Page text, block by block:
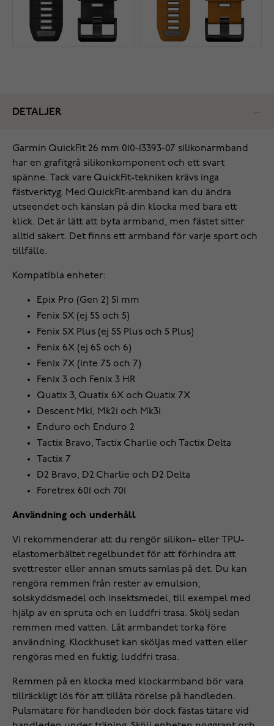
DETALJER
Garmin QuickFit 26 mm 010-13393-07 silikonarmband
har en grafitgrå silikonkomponent och ett svart
spänne. Tack vare QuickFit-tekniken krävs inga
fästverktyg. Med QuickFit-armband kan du ändra
utseendet och känslan på din klocka med bara ett
klick. Det är lätt att byta armband, men fästet sitter
alltid säkert. Det finns ett armband för varje sport och
tillfälle.
Kompatibla enheter:
Epix Pro (Gen 2) 51 mm
Fenix 5X (ej 5S och 5)
Fenix 5X Plus (ej 5S Plus och 5 Plus)
Fenix 6X (ej 6S och 6)
Fenix 7X (inte 7S och 7)
Fenix 3 och Fenix 3 HR
Quatix 3, Quatix 6X och Quatix 7X
Descent Mk1, Mk2i och Mk3i
Enduro och Enduro 2
Tactix Bravo, Tactix Charlie och Tactix Delta
Tactix 7
D2 Bravo, D2 Charlie och D2 Delta
Foretrex 601 och 701
Användning och underhåll
Vi rekommenderar att du rengör silikon- eller TPU-
elastomerbältet regelbundet för att förhindra att
svettrester eller annan smuts samlas på det. Du kan
rengöra remmen från rester av emulsion,
solskyddsmedel och insektsmedel, till exempel med
hjälp av en spruta och en luddfri trasa. Skölj sedan
remmen med vatten. Låt armbandet torka före
användning. Klockhuset kan sköljas med vatten eller
rengöras med en fuktig, luddfri trasa.
Remmen på en klocka med klockarmband bör vara
tillräckligt lös för att tillåta rörelse på handleden.
Pulsmätare för handleden bör dock fästas tätare vid